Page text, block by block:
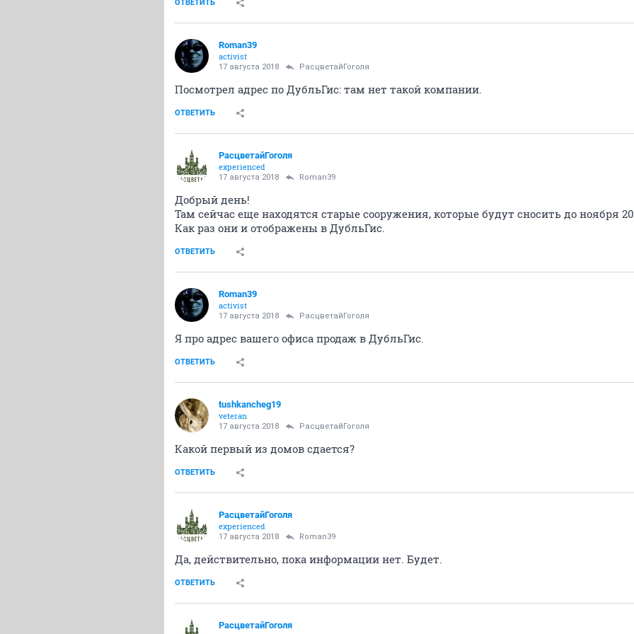
ОТВЕТИТЬ
Roman39
activist
17 августа 2018 РасцветайГоголя
Посмотрел адрес по ДубльГис: там нет такой компании.
ОТВЕТИТЬ
РасцветайГоголя
experienced
17 августа 2018 Roman39
Добрый день!
Там сейчас еще находятся старые сооружения, которые будут сносить до ноября
Как раз они и отображены в ДубльГис.
ОТВЕТИТЬ
Roman39
activist
17 августа 2018 РасцветайГоголя
Я про адрес вашего офиса продаж в ДубльГис.
ОТВЕТИТЬ
tushkancheg19
veteran
17 августа 2018 РасцветайГоголя
Какой первый из домов сдается?
ОТВЕТИТЬ
РасцветайГоголя
experienced
17 августа 2018 Roman39
Да, действительно, пока информации нет. Будет.
ОТВЕТИТЬ
РасцветайГоголя